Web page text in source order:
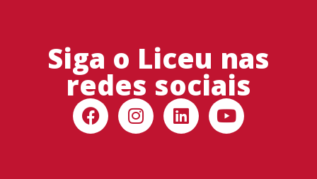
Siga o Liceu nas
redes sociais